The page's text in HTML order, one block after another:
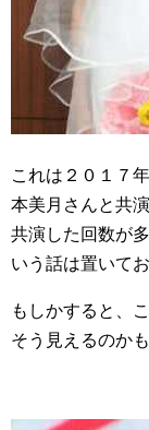
これは２０１７
本美月さんと共
共演した回数が
いう話は置いてお
もしかすると、
そう見えるのか